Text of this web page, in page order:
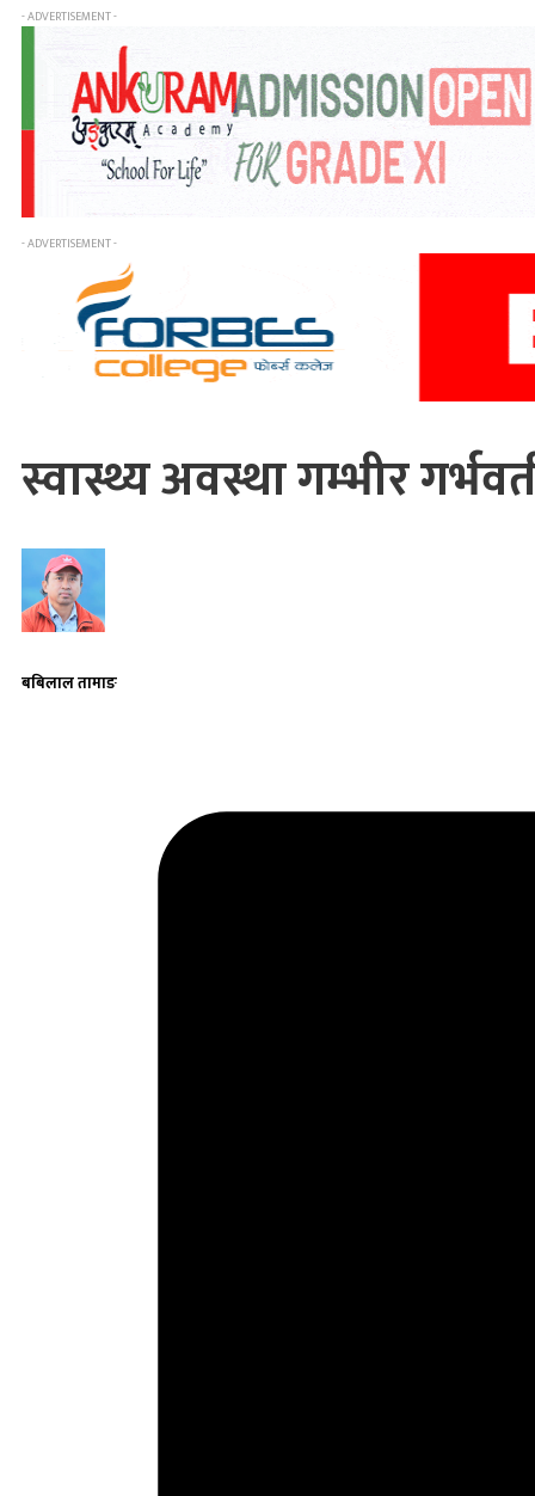
- ADVERTISEMENT -
- ADVERTISEMENT -
स्वास्थ्य अवस्था गम्भीर
बबिलाल तामाङ